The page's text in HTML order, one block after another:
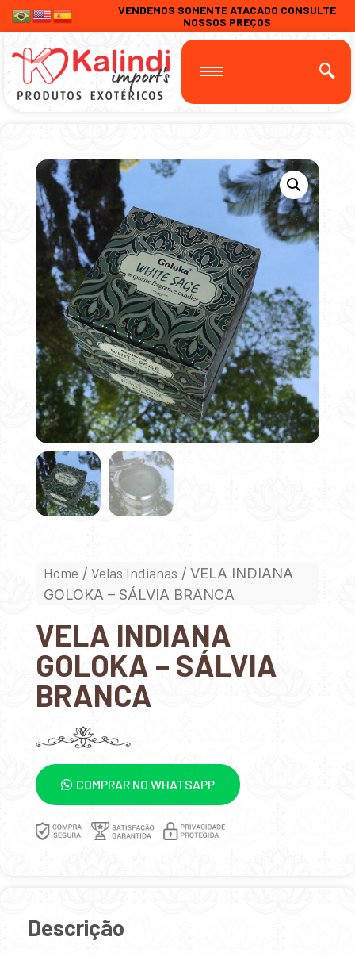
VENDEMOS SOMENTE ATACADO CONSULTE
NOSSOS PREÇOS
Home / Velas Indianas / VELA INDIANA
GOLOKA – SÁLVIA BRANCA
VELA INDIANA
GOLOKA – SÁLVIA
BRANCA
COMPRAR NO WHATSAPP
Descrição